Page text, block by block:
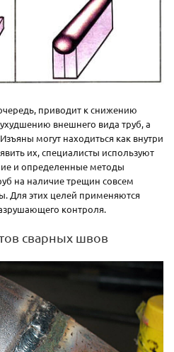
приводит к снижению
внешнего вида труб, а
могут находиться как внутри
их, специалисты используют
и определенные методы
на наличие трещин совсем
Для этих целей применяются
контроля.
сварных швов